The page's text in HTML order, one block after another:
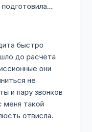
быстро
до расчета
они
не
и пару звонков
меня такой
отвисла.